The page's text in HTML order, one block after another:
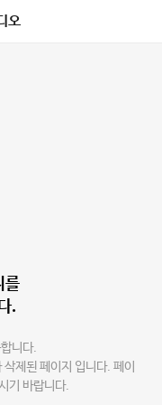
오
를
.
니다.
제된 페이지 입니다. 페이
기 바랍니다.